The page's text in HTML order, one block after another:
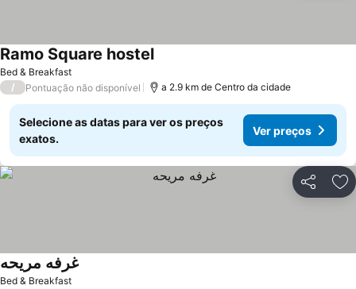
Bed & Breakfast
Ramo Square hostel
/ Pontuação não disponível a 2.9 km de Centro da cidade
Selecione as datas para ver os preços
exatos.
Ver preços
Partilhar
Bed & Breakfast
غرفه مريحه